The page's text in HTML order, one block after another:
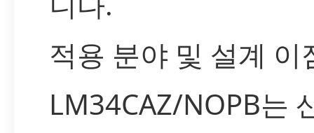
적용 분야 및 설계 이
LM34CAZ/NOPB는